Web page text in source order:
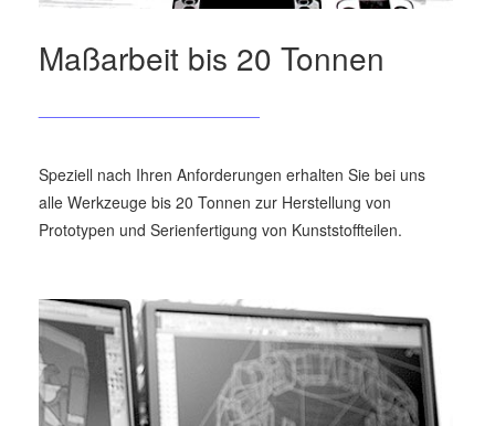
Maßarbeit bis 20 Tonnen
Speziell nach Ihren Anforderungen erhalten Sie bei uns
alle Werkzeuge bis 20 Tonnen zur Herstellung von
Prototypen und Serienfertigung von Kunststoffteilen.